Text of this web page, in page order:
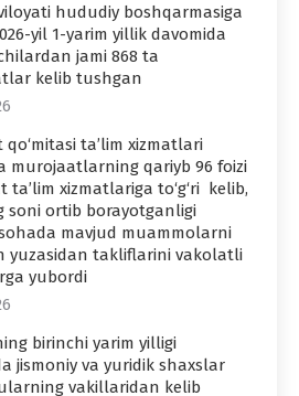
hududiy boshqarmasiga
yil 1-yarim yillik davomida
jami 868 ta
kelib tushgan
qo‘mitasi ta’lim xizmatlari
murojaatlarning qariyb 96 foizi
ta’lim xizmatlariga to‘g‘ri kelib,
soni ortib borayotganligi
mavjud muammolarni
yuzasidan takliflarini vakolatli
yubordi
birinchi yarim yilligi
jismoniy va yuridik shaxslar
vakillaridan kelib